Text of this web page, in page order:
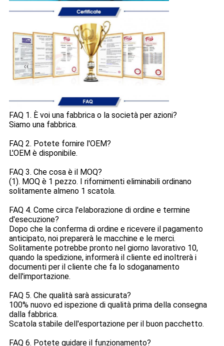
FAQ 1. È voi una fabbrica o la società per azioni?
Siamo una fabbrica.
FAQ 2. Potete fornire l'OEM?
L'OEM è disponibile.
FAQ 3. Che cosa è il MOQ?
(1). MOQ è 1 pezzo. I rifornimenti eliminabili ordinano
solitamente almeno 1 scatola.
FAQ 4. Come circa l'elaborazione di ordine e termine
d'esecuzione?
Dopo che la conferma di ordine e ricevere il pagamento
anticipato, noi preparerà le macchine e le merci.
Solitamente potrebbe pronto nel giorno lavorativo 10,
quando la spedizione, informerà il cliente ed inoltrerà i
documenti per il cliente che fa lo sdoganamento
dell'importazione.
FAQ 5. Che qualità sarà assicurata?
100% nuovo ed ispezione di qualità prima della consegna
dalla fabbrica.
Scatola stabile dell'esportazione per il buon pacchetto.
FAQ 6. Potete guidare il funzionamento?